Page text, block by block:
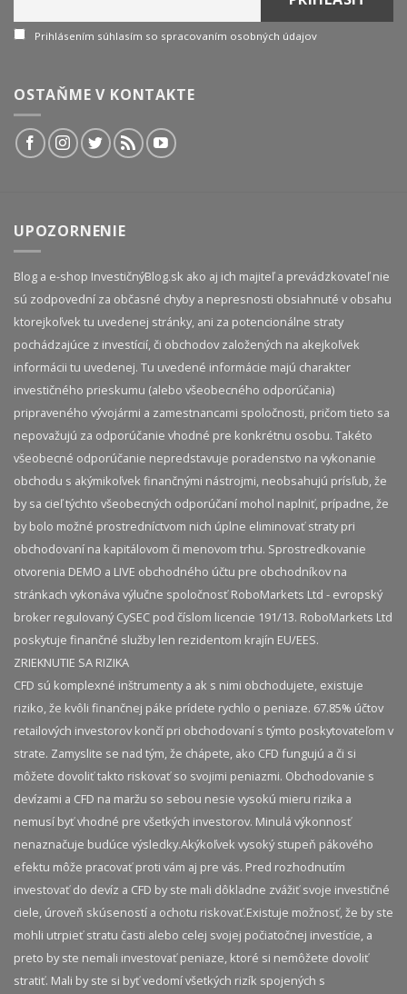
Prihlásením súhlasím so spracovaním osobných údajov
OSTAŇME V KONTAKTE
UPOZORNENIE
Blog a e-shop InvestičnýBlog.sk ako aj ich majiteľ a prevádzkovateľ nie
sú zodpovední za občasné chyby a nepresnosti obsiahnuté v obsahu
ktorejkoľvek tu uvedenej stránky, ani za potencionálne straty
pochádzajúce z investícií, či obchodov založených na akejkoľvek
informácii tu uvedenej. Tu uvedené informácie majú charakter
investičného prieskumu (alebo všeobecného odporúčania)
pripraveného vývojármi a zamestnancami spoločnosti, pričom tieto sa
nepovažujú za odporúčanie vhodné pre konkrétnu osobu. Takéto
všeobecné odporúčanie nepredstavuje poradenstvo na vykonanie
obchodu s akýmikoľvek finančnými nástrojmi, neobsahujú prísľub, že
by sa cieľ týchto všeobecných odporúčaní mohol naplniť, prípadne, že
by bolo možné prostredníctvom nich úplne eliminovať straty pri
obchodovaní na kapitálovom či menovom trhu. Sprostredkovanie
otvorenia DEMO a LIVE obchodného účtu pre obchodníkov na
stránkach vykonáva výlučne spoločnosť RoboMarkets Ltd - evropský
broker regulovaný CySEC pod číslom licencie 191/13. RoboMarkets Ltd
poskytuje finančné služby len rezidentom krajín EU/EES.
ZRIEKNUTIE SA RIZIKA
CFD sú komplexné inštrumenty a ak s nimi obchodujete, existuje
riziko, že kvôli finančnej páke prídete rychlo o peniaze. 67.85% účtov
retailových investorov končí pri obchodovaní s týmto poskytovateľom v
strate. Zamyslite se nad tým, že chápete, ako CFD fungujú a či si
môžete dovoliť takto riskovať so svojimi peniazmi. Obchodovanie s
devízami a CFD na maržu so sebou nesie vysokú mieru rizika a
nemusí byť vhodné pre všetkých investorov. Minulá výkonnosť
nenaznačuje budúce výsledky.​ Akýkoľvek vysoký stupeň pákového
efektu môže pracovať proti vám aj pre vás. Pred rozhodnutím
investovať do devíz a CFD by ste mali dôkladne zvážiť svoje investičné
ciele, úroveň skúseností a ochotu riskovať.​ Existuje možnosť, že by ste
mohli utrpieť stratu časti alebo celej svojej počiatočnej investície, a
preto by ste nemali investovať peniaze, ktoré si nemôžete dovoliť
stratiť. Mali by ste si byť vedomí všetkých rizík spojených s